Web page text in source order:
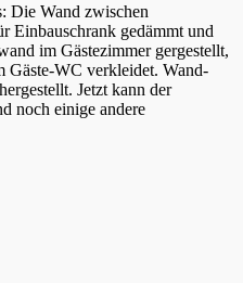
Die Wand zwischen
Einbauschrank gedämmt und
im Gästezimmer gergestellt,
Gäste-WC verkleidet. Wand-
Jetzt kann der
noch einige andere